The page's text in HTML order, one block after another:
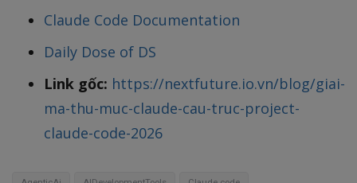
Claude Code Documentation
Daily Dose of DS
Link gốc: https://nextfuture.io.vn/blog/giai-
ma-thu-muc-claude-cau-truc-project-
claude-code-2026